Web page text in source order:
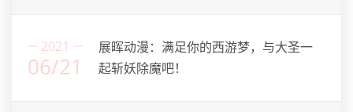
2021
06/21
展晖动漫：满足你的西游梦，与大圣一
起斩妖除魔吧！